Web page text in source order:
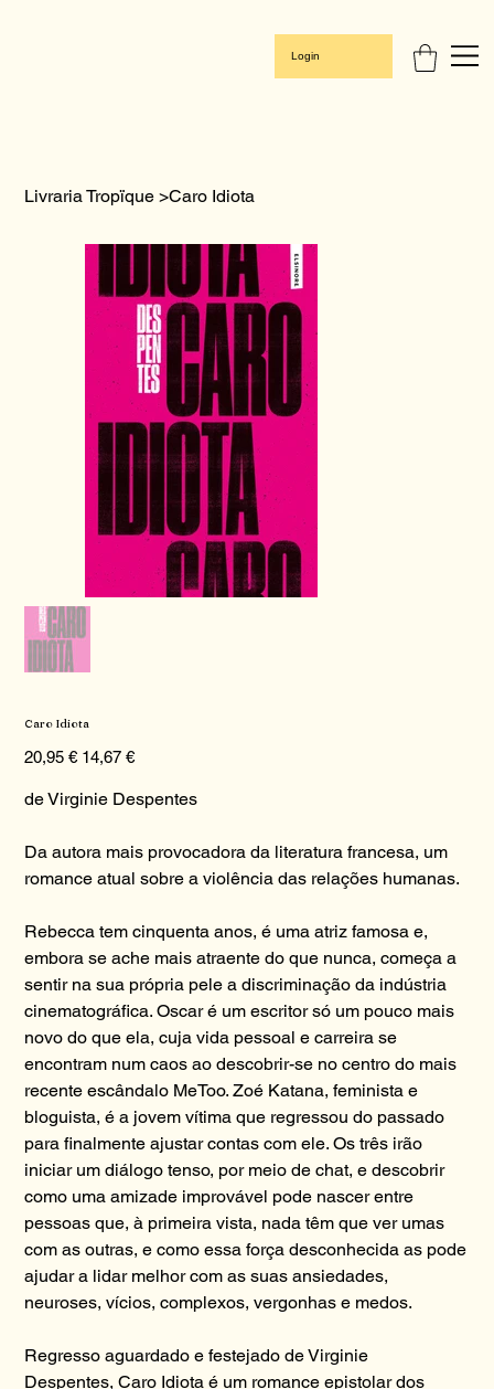
Login
Livraria Tropïque >Caro Idiota
Caro Idiota
Preço
original
20,95 €
Preço
promocional
14,67 €
de Virginie Despentes
Da autora mais provocadora da literatura francesa, um
romance atual sobre a violência das relações humanas.
Rebecca tem cinquenta anos, é uma atriz famosa e,
embora se ache mais atraente do que nunca, começa a
sentir na sua própria pele a discriminação da indústria
cinematográfica. Oscar é um escritor só um pouco mais
novo do que ela, cuja vida pessoal e carreira se
encontram num caos ao descobrir-se no centro do mais
recente escândalo MeToo. Zoé Katana, feminista e
bloguista, é a jovem vítima que regressou do passado
para finalmente ajustar contas com ele. Os três irão
iniciar um diálogo tenso, por meio de chat, e descobrir
como uma amizade improvável pode nascer entre
pessoas que, à primeira vista, nada têm que ver umas
com as outras, e como essa força desconhecida as pode
ajudar a lidar melhor com as suas ansiedades,
neuroses, vícios, complexos, vergonhas e medos.
Regresso aguardado e festejado de Virginie
Despentes, Caro Idiota é um romance epistolar dos